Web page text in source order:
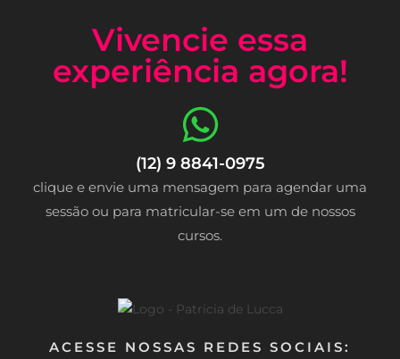
Vivencie essa
experiência agora!
(12) 9 8841-0975
clique e envie uma mensagem para agendar uma
sessão ou para matricular-se em um de nossos
cursos.
ACESSE NOSSAS REDES SOCIAIS: